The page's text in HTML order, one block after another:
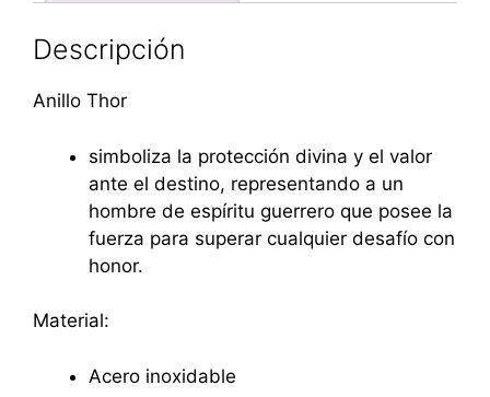
Descripción
Anillo Thor
simboliza la protección divina y el valor
ante el destino, representando a un
hombre de espíritu guerrero que posee la
fuerza para superar cualquier desafío con
honor.
Material:
Acero inoxidable